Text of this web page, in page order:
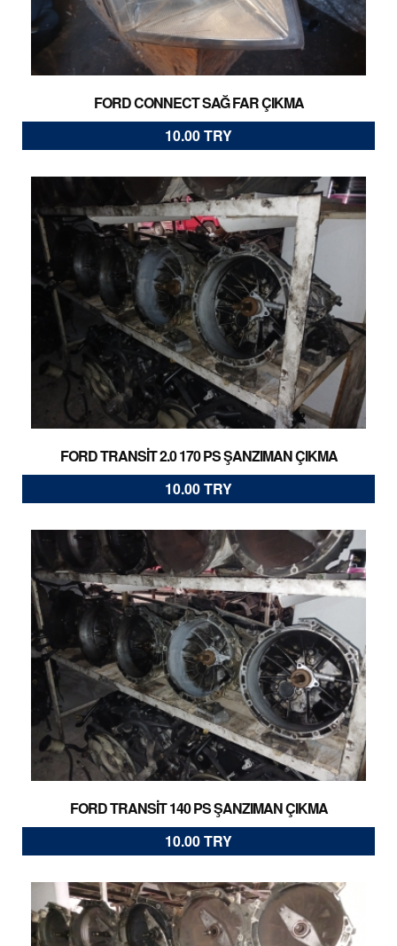
FORD CONNECT SAĞ FAR ÇIKMA
10.00 TRY
FORD TRANSİT 2.0 170 PS ŞANZIMAN ÇIKMA
10.00 TRY
FORD TRANSİT 140 PS ŞANZIMAN ÇIKMA
10.00 TRY